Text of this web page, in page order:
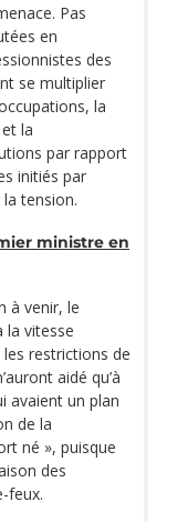
Pas
en
des
se multiplier
la
la
par rapport
initiés par
tension.
ministre en
à venir, le
la vitesse
restrictions de
aidé qu’à
avaient un plan
de la
né », puisque
des
feux.